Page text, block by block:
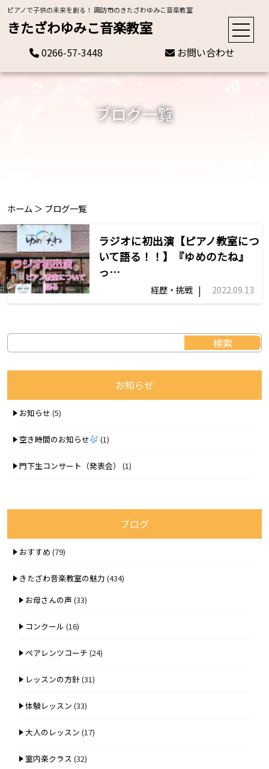
ピアノで子供の未来を創る！ 諏訪市のきたざわゆみこ音楽教室
きたざわゆみこ音楽教室
0266-57-3448 お問い合わせ
ブログ一覧
ホーム ＞ ブログ一覧
ラジオに初出演【ピアノ教室につ
いて語る！！】『ゆめのたね』
っ…
経歴・挑戦 | 2022.09.13
お知らせ
お知らせ (5)
空き時間のお知らせ (1)
門下生コンサート（発表会） (1)
ブログ
おすすめ (79)
きたざわ音楽教室の魅力 (434)
お母さんの声 (33)
コンクール (16)
ペアレンツコーチ (24)
レッスンの方針(31)
体験レッスン (33)
大人のレッスン (17)
室内楽クラス (32)